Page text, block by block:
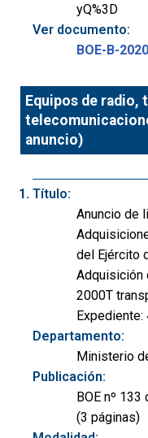
yQ%3D
Ver documento:
BOE-B-
Equipos de
anuncio)
Título:
Anuncio de
del Ejército
Adquisición
2000T
Departamento:
Ministerio
Publicación:
BOE nº
(3 páginas)